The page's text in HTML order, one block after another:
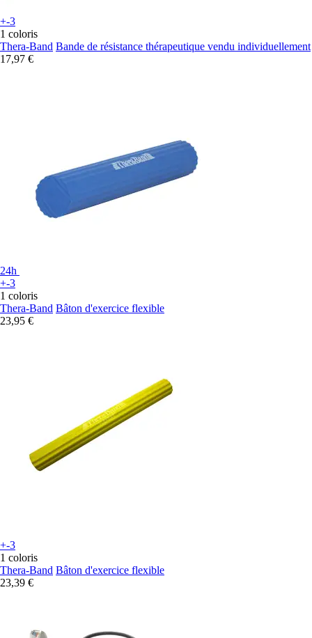
+-3
1 coloris
Thera-Band Bande de résistance thérapeutique vendu individuellement
17,97 €
24h
+-3
1 coloris
Thera-Band Bâton d'exercice flexible
23,95 €
+-3
1 coloris
Thera-Band Bâton d'exercice flexible
23,39 €